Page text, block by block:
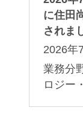
に住田
されま
2026年
業務分
ロジー